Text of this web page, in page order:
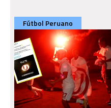
Fútbol Peruano